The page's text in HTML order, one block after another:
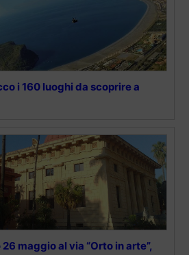
i 160 luoghi da scoprire a
maggio al via “Orto in arte”,